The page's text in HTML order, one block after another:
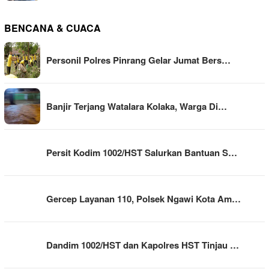
BENCANA & CUACA
Personil Polres Pinrang Gelar Jumat Bers…
Banjir Terjang Watalara Kolaka, Warga Di…
Persit Kodim 1002/HST Salurkan Bantuan S…
Gercep Layanan 110, Polsek Ngawi Kota Am…
Dandim 1002/HST dan Kapolres HST Tinjau …